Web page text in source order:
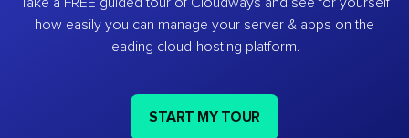
how easily you can manage your server & apps on the
leading cloud-hosting platform.
START MY TOUR